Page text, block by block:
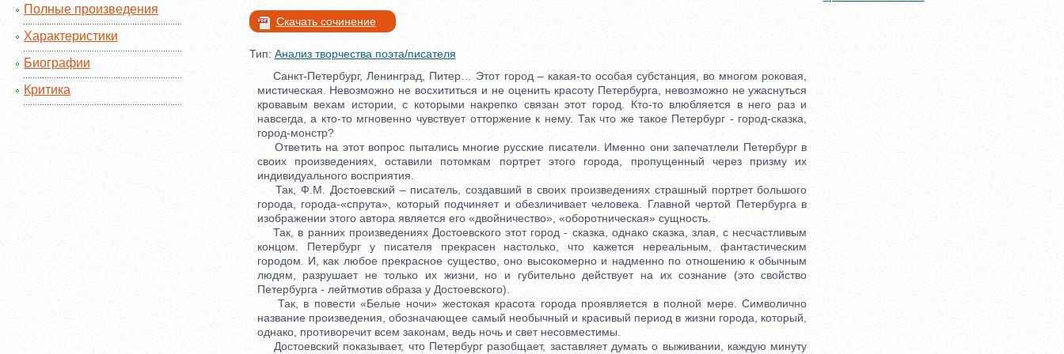
Полные произведения
Характеристики
Биографии
Критика
Скачать сочинение
Тип: Анализ творчества поэта/писателя
Санкт-Петербург, Ленинград, Питер… Этот город – какая-то особая субстанция, во многом роковая,
мистическая. Невозможно не восхититься и не оценить красоту Петербурга, невозможно не ужаснуться
кровавым вехам истории, с которыми накрепко связан этот город. Кто-то влюбляется в него раз и
навсегда, а кто-то мгновенно чувствует отторжение к нему. Так что же такое Петербург - город-сказка,
город-монстр?
Ответить на этот вопрос пытались многие русские писатели. Именно они запечатлели Петербург в
своих произведениях, оставили потомкам портрет этого города, пропущенный через призму их
индивидуального восприятия.
Так, Ф.М. Достоевский – писатель, создавший в своих произведениях страшный портрет большого
города, города-«спрута», который подчиняет и обезличивает человека. Главной чертой Петербурга в
изображении этого автора является его «двойничество», «оборотническая» сущность.
Так, в ранних произведениях Достоевского этот город - сказка, однако сказка, злая, с несчастливым
концом. Петербург у писателя прекрасен настолько, что кажется нереальным, фантастическим
городом. И, как любое прекрасное существо, оно высокомерно и надменно по отношению к обычным
людям, разрушает не только их жизни, но и губительно действует на их сознание (это свойство
Петербурга - лейтмотив образа у Достоевского).
Так, в повести «Белые ночи» жестокая красота города проявляется в полной мере. Символично
название произведения, обозначающее самый необычный и красивый период в жизни города, который,
однако, противоречит всем законам, ведь ночь и свет несовместимы.
Достоевский показывает, что Петербург разобщает, заставляет думать о выживании, каждую минуту